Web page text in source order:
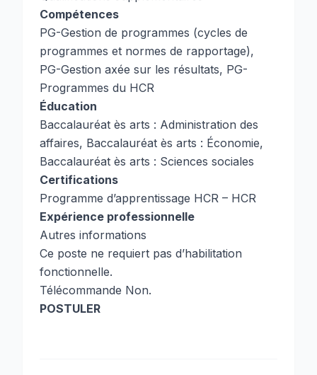
Compétences
PG-Gestion de programmes (cycles de
programmes et normes de rapportage),
PG-Gestion axée sur les résultats, PG-
Programmes du HCR
Éducation
Baccalauréat ès arts : Administration des
affaires, Baccalauréat ès arts : Économie,
Baccalauréat ès arts : Sciences sociales
Certifications
Programme d’apprentissage HCR – HCR
Expérience professionnelle
Autres informations
Ce poste ne requiert pas d’habilitation
fonctionnelle.
Télécommande Non.
POSTULER